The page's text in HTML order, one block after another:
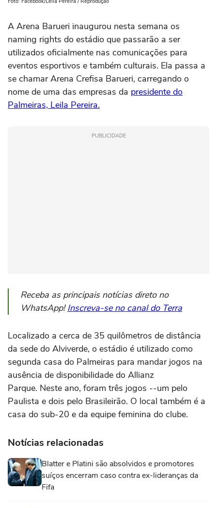
A Arena Barueri inaugurou nesta semana os
naming rights do estádio que passarão a ser
utilizados oficialmente nas comunicações para
eventos esportivos e também culturais. Ela passa a
se chamar Arena Crefisa Barueri, carregando o
nome de uma das empresas da presidente do
Palmeiras, Leila Pereira.
PUBLICIDADE
Receba as principais notícias direto no
WhatsApp!Inscreva-se no canal do Terra
Localizado a cerca de 35 quilômetros de distância
da sede do Alviverde, o estádio é utilizado como
segunda casa do Palmeiras para mandar jogos na
ausência de disponibilidade do Allianz
Parque. Neste ano, foram três jogos --um pelo
Paulista e dois pelo Brasileirão. O local também é a
casa do sub-20 e da equipe feminina do clube.
Notícias relacionadas
Blatter e Platini são absolvidos e promotores
suíços encerram caso contra ex-lideranças da
Fifa